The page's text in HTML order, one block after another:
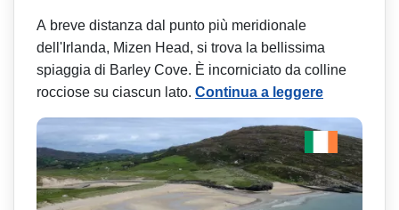
A breve distanza dal punto più meridionale
dell'Irlanda, Mizen Head, si trova la bellissima
spiaggia di Barley Cove. È incorniciato da colline
rocciose su ciascun lato. Continua a leggere